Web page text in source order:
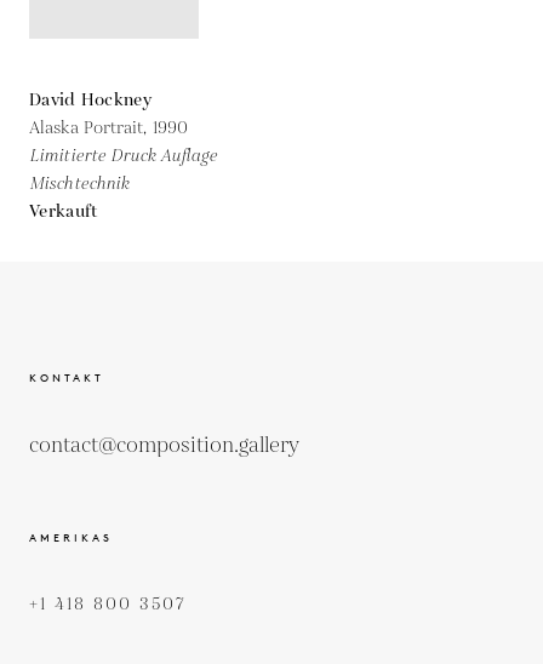
David Hockney
Alaska Portrait, 1990
Limitierte Druck Auflage
Mischtechnik
Verkauft
KONTAKT
contact@composition.gallery
AMERIKAS
+1 418 800 3507